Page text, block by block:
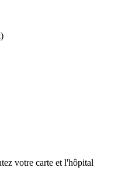
votre carte et l'hôpital